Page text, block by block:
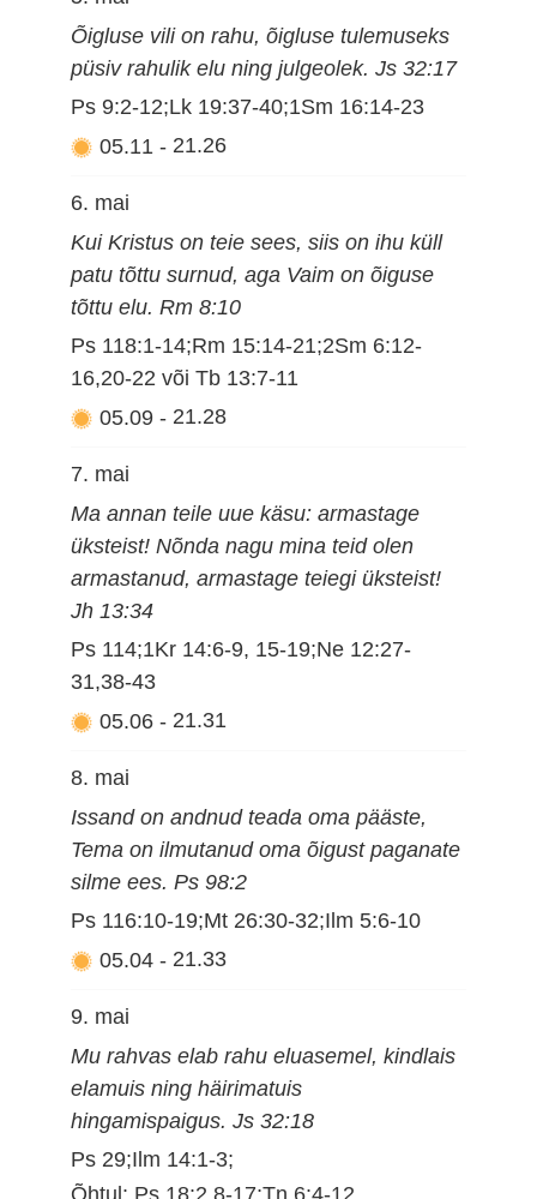
Õigluse vili on rahu, õigluse tulemuseks
püsiv rahulik elu ning julgeolek. Js 32:17
Ps 9:2-12;Lk 19:37-40;1Sm 16:14-23
05.11 - 21.26
6. mai
Kui Kristus on teie sees, siis on ihu küll
patu tõttu surnud, aga Vaim on õiguse
tõttu elu. Rm 8:10
Ps 118:1-14;Rm 15:14-21;2Sm 6:12-
16,20-22 või Tb 13:7-11
05.09 - 21.28
7. mai
Ma annan teile uue käsu: armastage
üksteist! Nõnda nagu mina teid olen
armastanud, armastage teiegi üksteist!
Jh 13:34
Ps 114;1Kr 14:6-9, 15-19;Ne 12:27-
31,38-43
05.06 - 21.31
8. mai
Issand on andnud teada oma pääste,
Tema on ilmutanud oma õigust paganate
silme ees. Ps 98:2
Ps 116:10-19;Mt 26:30-32;Ilm 5:6-10
05.04 - 21.33
9. mai
Mu rahvas elab rahu eluasemel, kindlais
elamuis ning häirimatuis
hingamispaigus. Js 32:18
Ps 29;Ilm 14:1-3;
Õhtul: Ps 18:2,8-17;Tn 6:4-12